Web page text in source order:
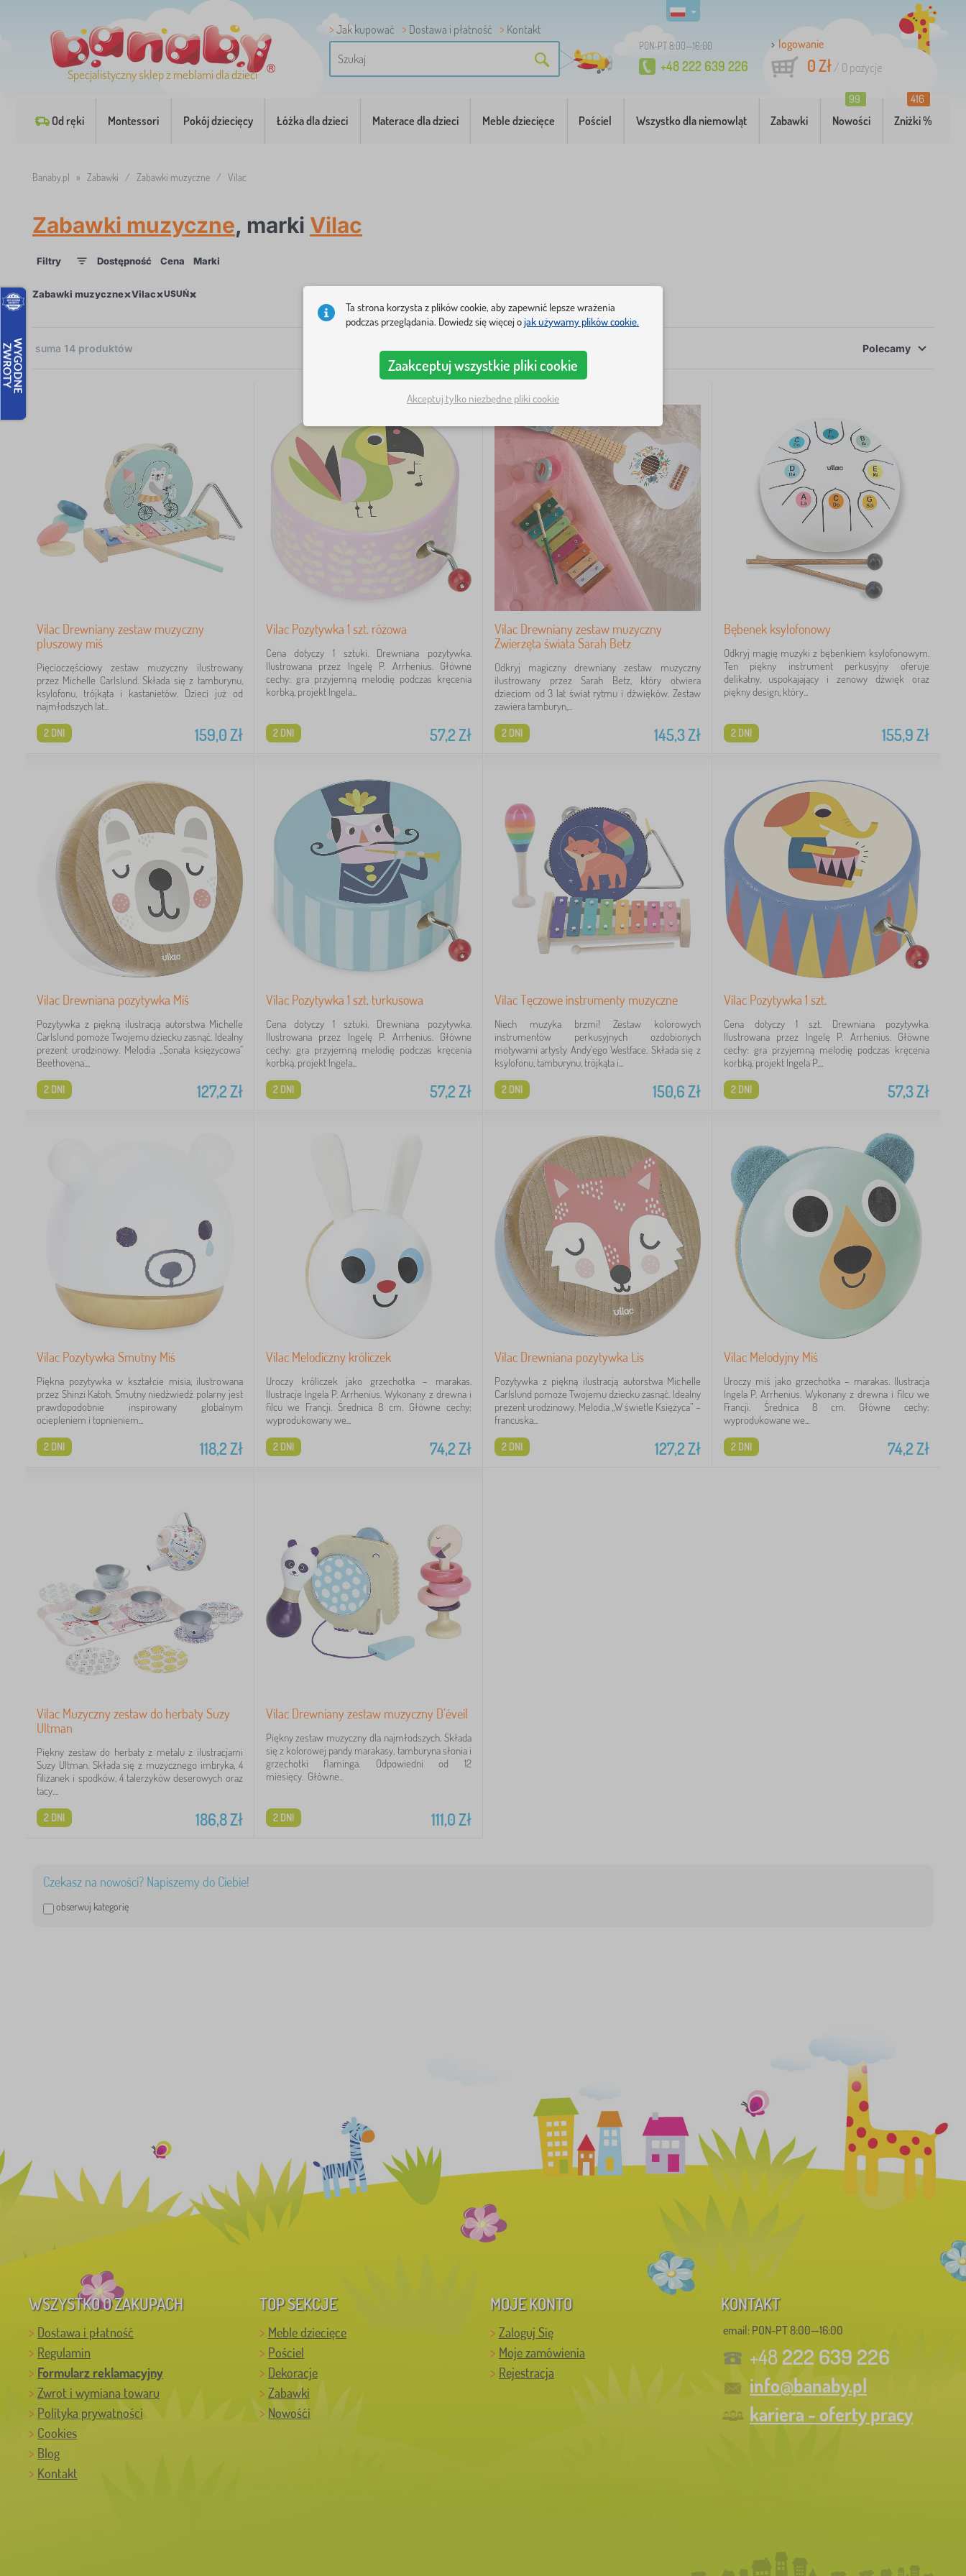
Specjalistyczny sklep z meblami dla dzieci
Jak kupować Dostawa i płatność Kontakt
PON-PT 8:00—16:00
+48 222 639 226
logowanie
0 Zł/ 0 pozycje
Od ręki Montessori Pokój dziecięcy Łóżka dla dzieci Materace dla dzieci Meble dziecięce Pościel Wszystko dla niemowląt Zabawki Nowości
99
Zniżki %
416
Banaby.pl » Zabawki / Zabawki muzyczne / Vilac
Zabawki muzyczne, marki Vilac
Filtry Dostępność Cena Marki
Zabawki muzyczne×Vilac×USUŃ×
suma 14 produktów
Vilac Drewniany zestaw muzyczny
pluszowy miś
Pięcioczęściowy zestaw muzyczny ilustrowany
przez Michelle Carlslund. Składa się z tamburynu,
ksylofonu, trójkąta i kastanietów. Dzieci już od
najmłodszych lat...
159,0 Zł
2 DNI
Vilac Pozytywka 1 szt. różowa
Cena dotyczy 1 sztuki. Drewniana pozytywka.
Ilustrowana przez Ingelę P. Arrhenius. Główne
cechy: gra przyjemną melodię podczas kręcenia
korbką, projekt Ingela...
57,2 Zł
2 DNI
Vilac Drewniany zestaw muzyczny
Zwierzęta świata Sarah Betz
Odkryj magiczny drewniany zestaw muzyczny
ilustrowany przez Sarah Betz, który otwiera
dzieciom od 3 lat świat rytmu i dźwięków. Zestaw
zawiera tamburyn,...
145,3Zł
2 DNI
Bębenek ksylofonowy
Odkryj magię muzyki z bębenkiem ksylofonowym.
Ten piękny instrument perkusyjny oferuje
delikatny, uspokajający i zenowy dźwięk oraz
piękny design, który...
155,9 Zł
2 DNI
Vilac Drewniana pozytywka Miś
Pozytywka z piękną ilustracją autorstwa Michelle
Carlslund pomoże Twojemu dziecku zasnąć. Idealny
prezent urodzinowy. Melodia „Sonata księżycowa”
Beethovena....
127,2Zł
2 DNI
Vilac Pozytywka 1 szt. turkusowa
Cena dotyczy 1 sztuki. Drewniana pozytywka.
Ilustrowana przez Ingelę P. Arrhenius. Główne
cechy: gra przyjemną melodię podczas kręcenia
korbką, projekt Ingela...
57,2Zł
2 DNI
Vilac Tęczowe instrumenty muzyczne
Niech muzyka brzmi! Zestaw kolorowych
instrumentów perkusyjnych ozdobionych
motywami artysty Andy'ego Westface. Składa się z
ksylofonu, tamburynu, trójkąta i...
150,6Zł
2 DNI
Vilac Pozytywka 1 szt.
Cena dotyczy 1 szt. Drewniana pozytywka.
Ilustrowana przez Ingelę P. Arrhenius. Główne
cechy: gra przyjemną melodię podczas kręcenia
korbką, projekt Ingela P....
57,3Zł
2 DNI
Vilac Pozytywka Smutny Miś
Piękna pozytywka w kształcie misia, ilustrowana
przez Shinzi Katoh. Smutny niedźwiedź polarny jest
prawdopodobnie inspirowany globalnym
ociepleniem i topnieniem...
118,2 Zł
2 DNI
Vilac Melodiczny króliczek
Uroczy króliczek jako grzechotka – marakas.
Ilustracje Ingela P. Arrhenius. Wykonany z drewna i
filcu we Francji. Średnica 8 cm. Główne cechy:
wyprodukowany we...
74,2 Zł
2 DNI
Vilac Drewniana pozytywka Lis
Pozytywka z piękną ilustracją autorstwa Michelle
Carlslund pomoże Twojemu dziecku zasnąć. Idealny
prezent urodzinowy. Melodia „W świetle Księżyca” –
francuska...
127,2 Zł
2 DNI
Vilac Melodyjny Miś
Uroczy miś jako grzechotka – marakas. Ilustracja
Ingela P. Arrhenius. Wykonany z drewna i filcu we
Francji. Średnica 8 cm. Główne cechy:
wyprodukowane we...
74,2 Zł
2 DNI
Vilac Muzyczny zestaw do herbaty Suzy
Ultman
Piękny zestaw do herbaty z metalu z ilustracjami
Suzy Ultman. Składa się z muzycznego imbryka, 4
filiżanek i spodków, 4 talerzyków deserowych oraz
tacy....
186,8Zł
2 DNI
Vilac Drewniany zestaw muzyczny D’éveil
Piękny zestaw muzyczny dla najmłodszych. Składa
się z kolorowej pandy marakasy, tamburyna słonia i
grzechotki flaminga. Odpowiedni od 12
miesięcy. Główne...
111,0Zł
2 DNI
Czekasz na nowości? Napiszemy do Ciebie!
obserwuj kategorię
WSZYSTKO O ZAKUPACH
Dostawa i płatność
Regulamin
Formularz reklamacyjny
Zwrot i wymiana towaru
Polityka prywatności
Cookies
Blog
Kontakt
TOP SEKCJE
Meble dziecięce
Pościel
Dekoracje
Zabawki
Nowośći
MOJE KONTO
Zaloguj Się
Moje zamówienia
Rejestracja
KONTAKT
email: PON-PT 8:00—16:00
+48222 639 226
info@banaby.pl
kariera - oferty pracy
Ta strona korzysta z plików cookie, aby zapewnić lepsze wrażenia
podczas przeglądania. Dowiedz się więcej ojak używamy plików cookie.
Zaakceptuj wszystkie pliki cookie
Akceptuj tylko niezbędne pliki cookie